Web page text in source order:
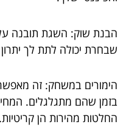
הבנת שוק: השגת תובנה
שבחרת יכולה לתת לך
הימורים במשחק: זה
בזמן שהם מתגלגלים.
החלטות מהירות הן קריטיות.